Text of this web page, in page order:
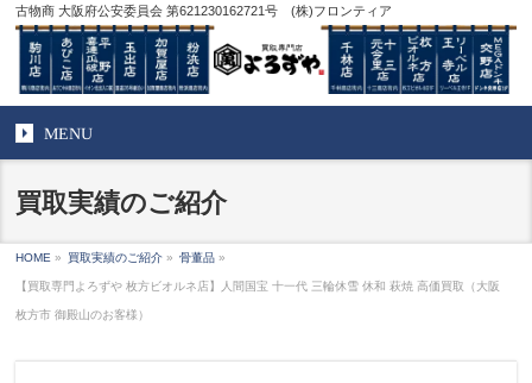
古物商 大阪府公安委員会 第621230162721号 (株)フロンティア
MENU
買取実績のご紹介
HOME » 買取実績のご紹介 » 骨董品 »
【買取専門よろずや 枚方ビオルネ店】人間国宝 十一代 三輪休雪 休和 萩焼 高価買取（大阪
枚方市 御殿山のお客様）